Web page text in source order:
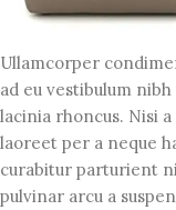
Ullamcorper
ad eu vestibulum
lacinia rhoncus. Nisi
laoreet per a neque
curabitur parturient
pulvinar arcu a